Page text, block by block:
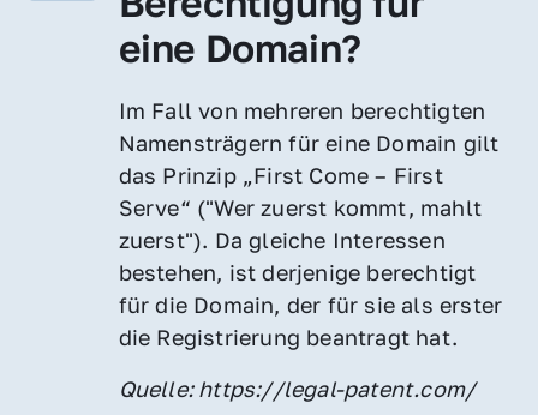
eine Domain?
Im Fall von mehreren berechtigten
Namensträgern für eine Domain gilt
das Prinzip „First Come – First
Serve“ ("Wer zuerst kommt, mahlt
zuerst"). Da gleiche Interessen
bestehen, ist derjenige berechtigt
für die Domain, der für sie als erster
die Registrierung beantragt hat.
Quelle: https://legal-patent.com/